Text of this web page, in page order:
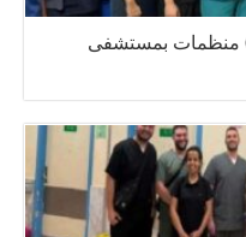
74 قسطرة قلبية وتركيب 6 منظمات بمستشفى